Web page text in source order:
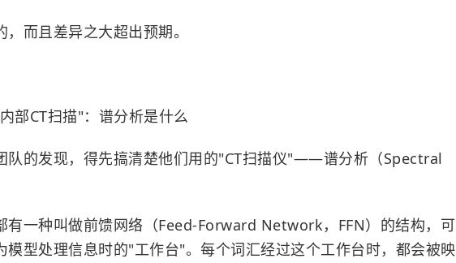
，而且差异之大超出预期。
部CT扫描"：谱分析是什么
队的发现，得先搞清楚他们用的"CT扫描仪"——谱分析（Spectral
有一种叫做前馈网络（Feed-Forward Network，FFN）的结构，可
模型处理信息时的"工作台"。每个词汇经过这个工作台时，都会被映